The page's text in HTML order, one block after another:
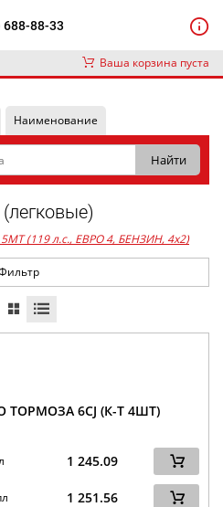
688-88-33
Ваша корзина пуста
Наименование
5MT (119 л.с., ЕВРО 4, БЕНЗИН, 4x2)
6CJ (К-Т 4ШТ)
1 245.09
1 251.56